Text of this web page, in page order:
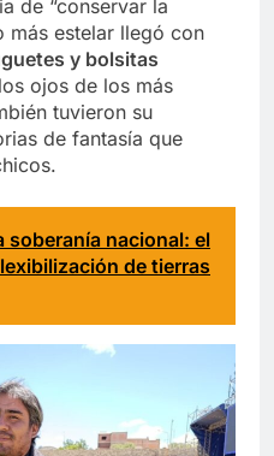
de “conservar la
más estelar llegó con
y bolsitas
ojos de los más
tuvieron su
de fantasía que
soberanía nacional: el
de tierras